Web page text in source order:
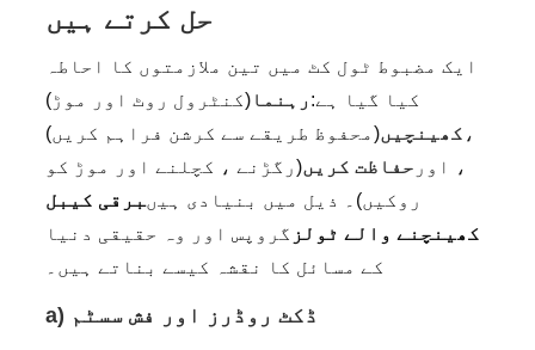
حل کرتے ہیں
ایک مضبوط ٹول کٹ میں تین ملازمتوں کا احاطہ
کیا گیا ہے: رہنما (کنٹرول روٹ اور موڑ)
، کھینچیں(محفوظ طریقے سے کرشن فراہم کریں)
، اور حفاظت کریں(رگڑنے ، کچلنے اور موڑ کو
روکیں)۔ ذیل میں بنیادی ہیںبرقی کیبل
کھینچنے والے ٹولز گروپس اور وہ حقیقی دنیا
کے مسائل کا نقشہ کیسے بناتے ہیں۔
a) ڈکٹ روڈرز اور فش سسٹم